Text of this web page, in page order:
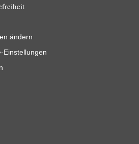
ändern
Einstellungen